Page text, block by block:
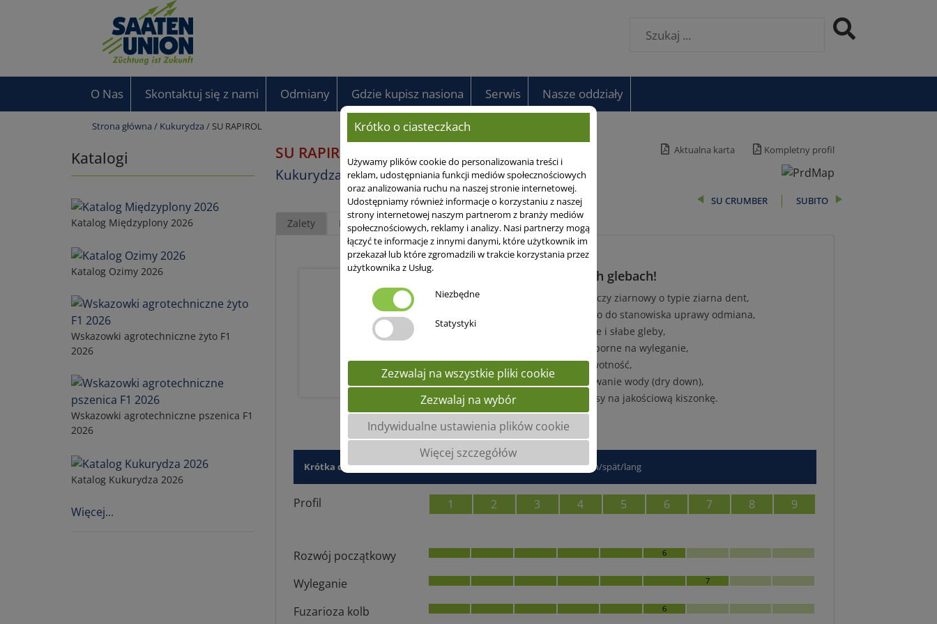
O Nas Skontaktuj się z nami Odmiany Gdzie kupisz nasiona Serwis Nasze oddziały
Strona główna / Kukurydza / SU RAPIROL
Katalogi
Katalog Międzyplony 2026
Katalog Ozimy 2026
Wskazowki agrotechniczne żyto F1
2026
Wskazowki agrotechniczne pszenica F1
2026
Katalog Kukurydza 2026
Więcej...
SU RAPIROL FAO 280
Kukurydza
Aktualna karta Kompletny profil
SUBITO
SU CRUMBER
Zalety Profil Uprawa Wyniki Artykuły
Zwycięzca na słabych glebach!
Mieszaniec pojedynczy ziarnowy o typie ziarna dent,
Bardzo plastyczna co do stanowiska uprawy odmiana,
szczególnie na lekkie i słabe gleby,
Rośliny wysokie, odporne na wyleganie,
Bardzo dobra zdrowotność,
Bardzo dobre oddawanie wody (dry down),
Wysoki plon bio-masy na jakościową kiszonkę.
Krótka charakterystyka 1 = sehr niedrig/früh/kurz, 9 = sehr hoch/spät/lang
Profil 1 2 3 4 5 6 7 8 9
Rozwój początkowy 6
Wyleganie 7
Fuzarioza kolb 6
Krótko o ciasteczkach
Używamy plików cookie do personalizowania treści i
reklam, udostępniania funkcji mediów społecznościowych
oraz analizowania ruchu na naszej stronie internetowej.
Udostępniamy również informacje o korzystaniu z naszej
strony internetowej naszym partnerom z branży mediów
społecznościowych, reklamy i analizy. Nasi partnerzy mogą
łączyć te informacje z innymi danymi, które użytkownik im
przekazał lub które zgromadzili w trakcie korzystania przez
użytkownika z Usług.
Niezbędne
Statystyki
Zezwalaj na wszystkie pliki cookie
Zezwalaj na wybór
Indywidualne ustawienia plików cookie
Więcej szczegółów